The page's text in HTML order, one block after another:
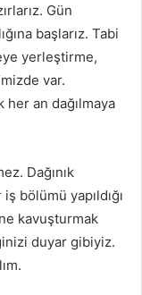
Gün
başlarız. Tabi
yerleştirme,
var.
her an dağılmaya
Dağınık
bölümü yapıldığı
kavuşturmak
duyar gibiyiz.